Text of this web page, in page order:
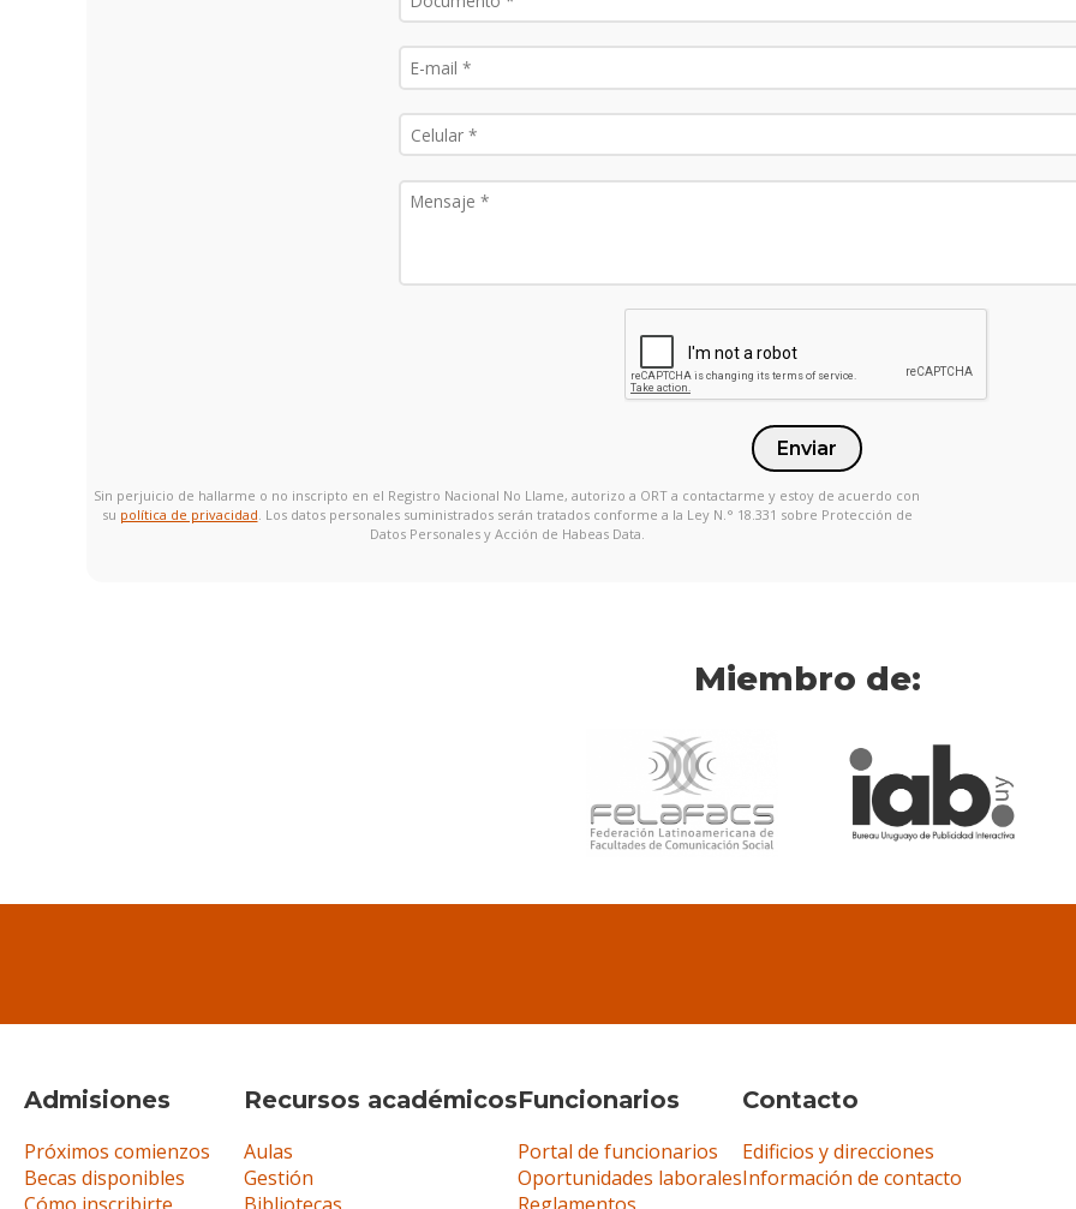
Enviar
Sin perjuicio de hallarme o no inscripto en el Registro Nacional No Llame, autorizo a ORT a contactarme y estoy de acuerdo con
su política de privacidad . Los datos personales suministrados serán tratados conforme a la Ley N.° 18.331 sobre Protección de
Datos Personales y Acción de Habeas Data.
Miembro de:
Admisiones
Próximos comienzos
Becas disponibles
Recursos académicos
Aulas
Gestión
Funcionarios
Portal de funcionarios
Oportunidades laborales
Contacto
Edificios y direcciones
Información de contacto